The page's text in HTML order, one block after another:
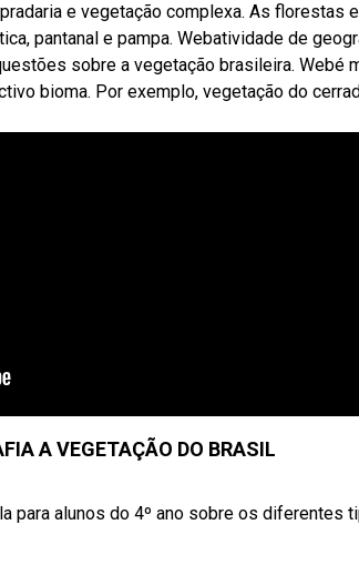
e vegetação complexa. As florestas
pantanal e pampa. Webatividade de
sobre a vegetação brasileira. Webé
bioma. Por exemplo, vegetação do
A VEGETAÇÃO DO BRASIL
para alunos do 4º ano sobre os diferentes